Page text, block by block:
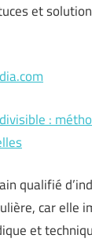
et
:
qualifié
car elle
et